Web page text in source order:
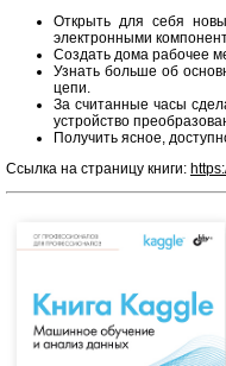
Открыть для себя
электронными
Создать дома рабочее
Узнать больше об
цепи.
За считанные часы
устройство
Получить ясное,
Ссылка на страницу книги: